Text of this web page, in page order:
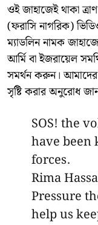
ওই জাহাজেই থাকা
(ফরাসি নাগরিক)
ম্যাডলিন নামক
আর্মি বা ইজরায়েল
সমর্থন করুন। আমাদের
সৃষ্টি করার অনুরোধ
SOS! the
have been
forces.
Rima
Pressure
help us